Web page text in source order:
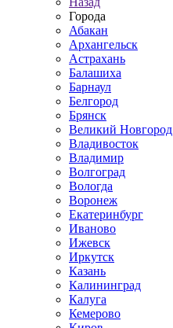
Города
Абакан
Архангельск
Астрахань
Балашиха
Барнаул
Белгород
Брянск
Великий Новгород
Владивосток
Владимир
Волгоград
Вологда
Воронеж
Екатеринбург
Иваново
Ижевск
Иркутск
Казань
Калининград
Калуга
Кемерово